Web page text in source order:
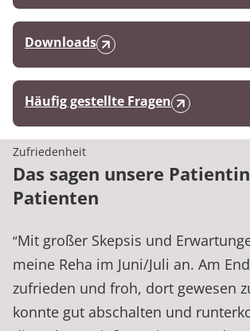
Downloads
Häufig gestellte Fragen
Zufriedenheit
Das sagen unsere
Patienten
“Mit großer Skepsis und
meine Reha im Juni/Juli an. Am
zufrieden und froh, dort gewesen
konnte gut abschalten und